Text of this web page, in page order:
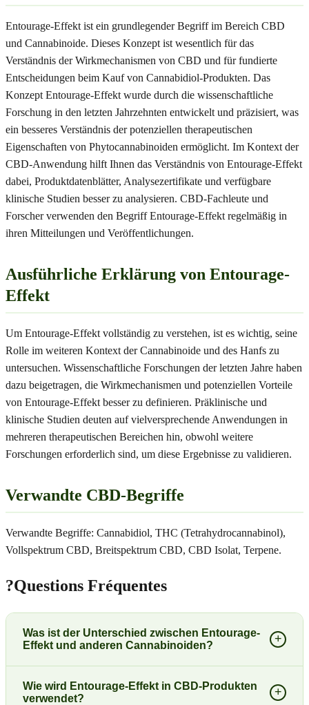
Entourage-Effekt ist ein grundlegender Begriff im Bereich CBD
und Cannabinoide. Dieses Konzept ist wesentlich für das
Verständnis der Wirkmechanismen von CBD und für fundierte
Entscheidungen beim Kauf von Cannabidiol-Produkten. Das
Konzept Entourage-Effekt wurde durch die wissenschaftliche
Forschung in den letzten Jahrzehnten entwickelt und präzisiert, was
ein besseres Verständnis der potenziellen therapeutischen
Eigenschaften von Phytocannabinoiden ermöglicht. Im Kontext der
CBD-Anwendung hilft Ihnen das Verständnis von Entourage-Effekt
dabei, Produktdatenblätter, Analysezertifikate und verfügbare
klinische Studien besser zu analysieren. CBD-Fachleute und
Forscher verwenden den Begriff Entourage-Effekt regelmäßig in
ihren Mitteilungen und Veröffentlichungen.
Ausführliche Erklärung von Entourage-
Effekt
Um Entourage-Effekt vollständig zu verstehen, ist es wichtig, seine
Rolle im weiteren Kontext der Cannabinoide und des Hanfs zu
untersuchen. Wissenschaftliche Forschungen der letzten Jahre haben
dazu beigetragen, die Wirkmechanismen und potenziellen Vorteile
von Entourage-Effekt besser zu definieren. Präklinische und
klinische Studien deuten auf vielversprechende Anwendungen in
mehreren therapeutischen Bereichen hin, obwohl weitere
Forschungen erforderlich sind, um diese Ergebnisse zu validieren.
Verwandte CBD-Begriffe
Verwandte Begriffe: Cannabidiol, THC (Tetrahydrocannabinol),
Vollspektrum CBD, Breitspektrum CBD, CBD Isolat, Terpene.
?Questions Fréquentes
Was ist der Unterschied zwischen Entourage-
Effekt und anderen Cannabinoiden?
+
Wie wird Entourage-Effekt in CBD-Produkten
verwendet?
+